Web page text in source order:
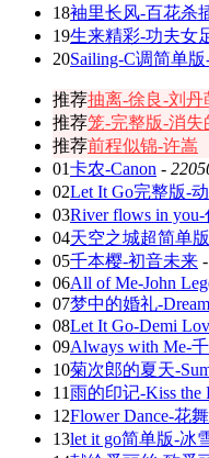
18袖里长风-百花杀
19生来精彩-功夫女
20Sailing-C调简单版
推荐抽离-徐良-刘
推荐笼-完整版-消失
推荐前程似锦-许嵩
01卡农-Canon -
02Let It Go完整版-
03River flows in
04天空之城超简单
05千本樱-初音未来 -
06All of Me-John
07梦中的婚礼-
08Let It Go-Demi
09Always with Me-
10菊次郎的夏天-
11雨的印记-Kiss the
12Flower Dance-花
13let it go简单版-冰